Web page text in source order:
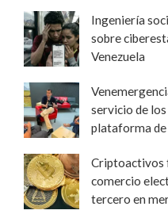
Ingeniería
sobre
Venezuela
servicio de
plataforma
Criptoactivos
comercio
tercero en